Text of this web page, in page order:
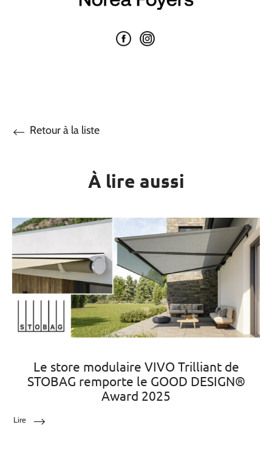
Retour à la liste
À lire aussi
Le store modulaire VIVO Trilliant de
STOBAG remporte le GOOD DESIGN®
Award 2025
Lire